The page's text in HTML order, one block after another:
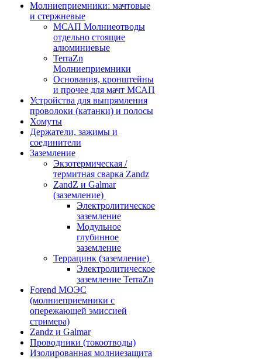
Молниеприемники: мачтовые
и стержневые
МСАП Молниеотводы
отдельно стоящие
алюминиевые
TerraZn
Молниеприемники
Основания, кронштейны
и прочее для мачт МСАП
Устройства для выпрямления
проволоки (катанки) и полосы
Хомуты
Держатели, зажимы и
соединители
Заземление
Экзотермическая /
термитная сварка Zandz
ZandZ и Galmar
(заземление)
Электролитическое
заземление
Модульное
глубинное
заземление
Террацинк (заземление)
Электролитическое
заземление TerraZn
Forend МОЭС
(молниеприемники с
опережающей эмиссией
стримера)
Zandz и Galmar
Проводники (токоотводы)
Изолированная молниезащита